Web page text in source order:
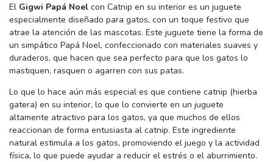
El Gigwi Papá Noel con Catnip en su interior es un juguete
especialmente diseñado para gatos, con un toque festivo que
atrae la atención de las mascotas. Este juguete tiene la forma de
un simpático Papá Noel, confeccionado con materiales suaves y
duraderos, que hacen que sea perfecto para que los gatos lo
mastiquen, rasquen o agarren con sus patas.
Lo que lo hace aún más especial es que contiene catnip (hierba
gatera) en su interior, lo que lo convierte en un juguete
altamente atractivo para los gatos, ya que muchos de ellos
reaccionan de forma entusiasta al catnip. Este ingrediente
natural estimula a los gatos, promoviendo el juego y la actividad
física, lo que puede ayudar a reducir el estrés o el aburrimiento.